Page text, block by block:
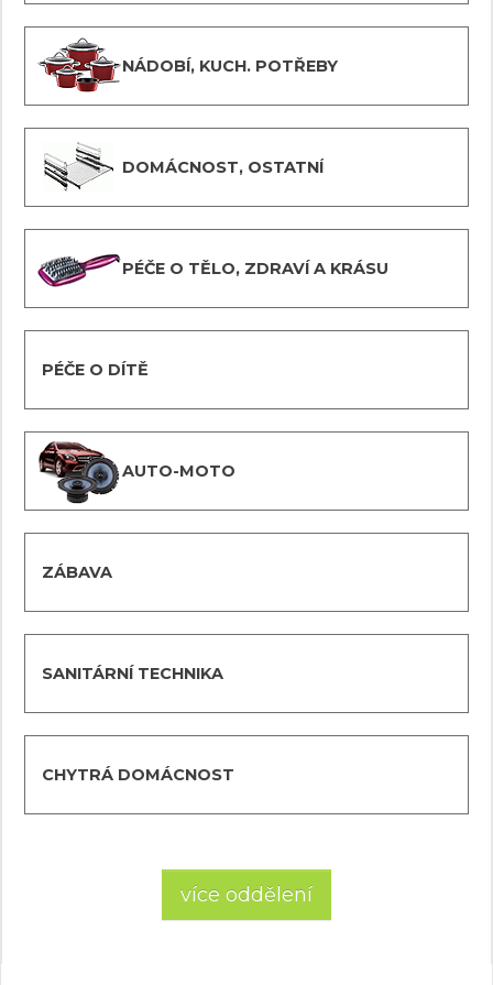
NÁDOBÍ, KUCH. POTŘEBY
DOMÁCNOST, OSTATNÍ
PÉČE O TĚLO, ZDRAVÍ A KRÁSU
PÉČE O DÍTĚ
AUTO-MOTO
ZÁBAVA
SANITÁRNÍ TECHNIKA
CHYTRÁ DOMÁCNOST
více oddělení